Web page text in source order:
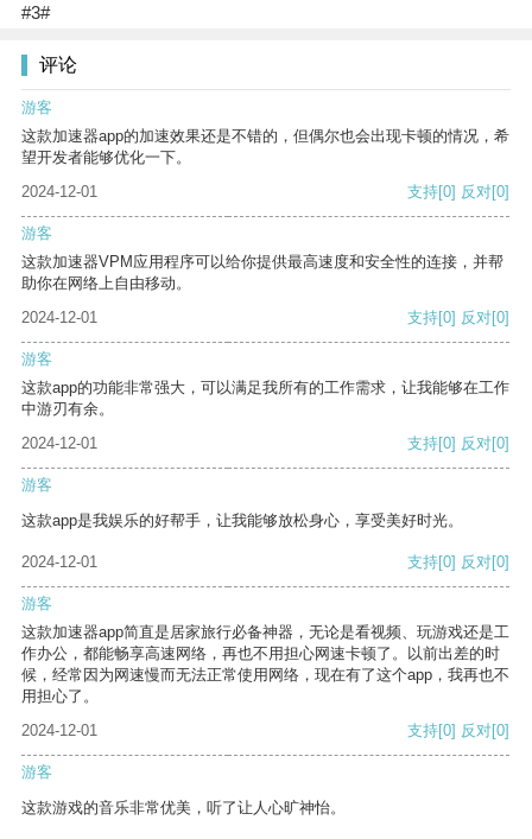
#3#
评论
游客
这款加速器app的加速效果还是不错的，但偶尔也会出现卡顿的情况，希
望开发者能够优化一下。
2024-12-01
支持[0] 反对[0]
游客
这款加速器VPM应用程序可以给你提供最高速度和安全性的连接，并帮
助你在网络上自由移动。
2024-12-01
支持[0] 反对[0]
游客
这款app的功能非常强大，可以满足我所有的工作需求，让我能够在工作
中游刃有余。
2024-12-01
支持[0] 反对[0]
游客
这款app是我娱乐的好帮手，让我能够放松身心，享受美好时光。
2024-12-01 支持[0] 反对[0]
游客
这款加速器app简直是居家旅行必备神器，无论是看视频、玩游戏还是工
作办公，都能畅享高速网络，再也不用担心网速卡顿了。以前出差的时
候，经常因为网速慢而无法正常使用网络，现在有了这个app，我再也不
用担心了。
2024-12-01
支持[0] 反对[0]
游客
这款游戏的音乐非常优美，听了让人心旷神怡。